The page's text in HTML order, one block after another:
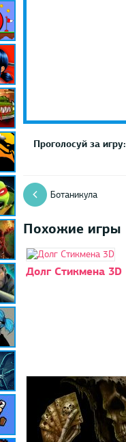
Проголосуй за игру:
Ботаникула
Похожие игры
Долг Стикмена 3D